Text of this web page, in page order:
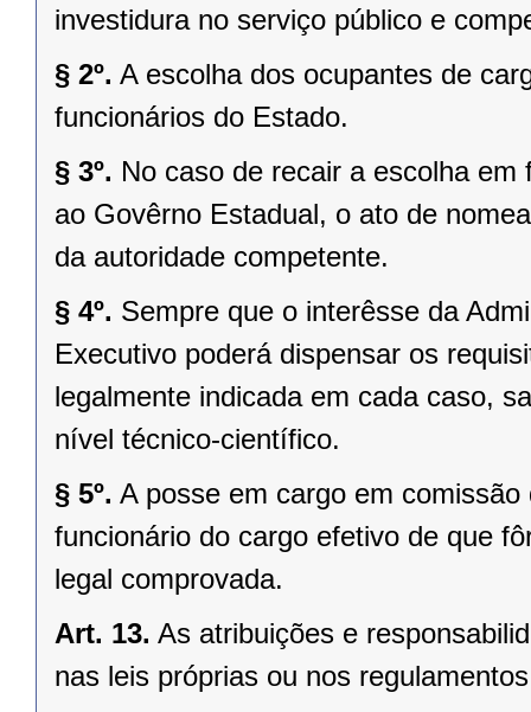
investidura no serviço público e
§ 2º. A escolha dos ocupantes de
funcionários do Estado.
§ 3º. No caso de recair a escolha
ao Govêrno Estadual, o ato de
da autoridade competente.
§ 4º. Sempre que o interêsse da
Executivo poderá dispensar os
legalmente indicada em cada caso,
nível técnico-científico.
§ 5º. A posse em cargo em
funcionário do cargo efetivo de que
legal comprovada.
Art. 13. As atribuições e
nas leis próprias ou nos